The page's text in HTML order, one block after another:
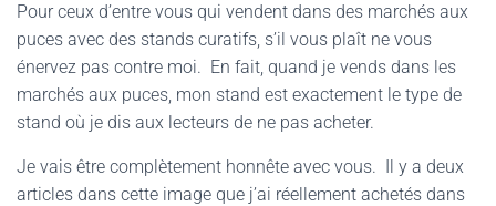
Pour ceux d’entre vous qui vendent dans des marchés aux
puces avec des stands curatifs, s’il vous plaît ne vous
énervez pas contre moi. En fait, quand je vends dans les
marchés aux puces, mon stand est exactement le type de
stand où je dis aux lecteurs de ne pas acheter.
Je vais être complètement honnête avec vous. Il y a deux
articles dans cette image que j’ai réellement achetés dans